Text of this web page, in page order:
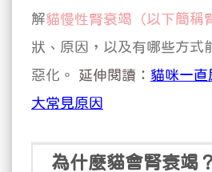
解貓慢性腎衰竭（以下簡稱
狀、原因，以及有哪些方式
惡化。
延伸閱讀： 貓咪一
大常見原因
為什麼貓會腎衰竭